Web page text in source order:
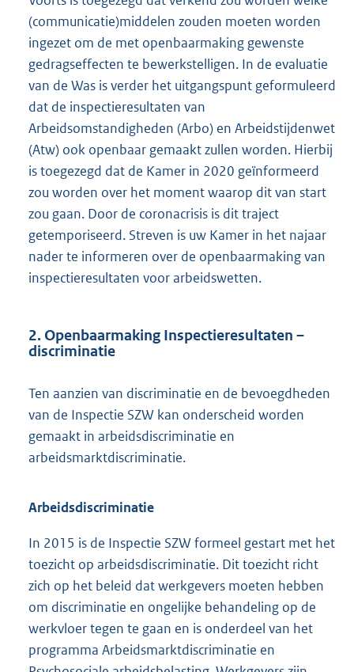
t
e
r
n
e
l
i
n
k
:
(communicatie)middelen zouden moeten worden
ingezet om de met openbaarmaking gewenste
gedragseffecten te bewerkstelligen. In de evaluatie
van de Was is verder het uitgangspunt geformuleerd
dat de inspectieresultaten van
Arbeidsomstandigheden (Arbo) en Arbeidstijdenwet
(Atw) ook openbaar gemaakt zullen worden. Hierbij
is toegezegd dat de Kamer in 2020 geïnformeerd
zou worden over het moment waarop dit van start
zou gaan. Door de coronacrisis is dit traject
getemporiseerd. Streven is uw Kamer in het najaar
nader te informeren over de openbaarmaking van
inspectieresultaten voor arbeidswetten.
2. Openbaarmaking Inspectieresultaten –
discriminatie
Ten aanzien van discriminatie en de bevoegdheden
van de Inspectie SZW kan onderscheid worden
gemaakt in arbeidsdiscriminatie en
arbeidsmarktdiscriminatie.
Arbeidsdiscriminatie
In 2015 is de Inspectie SZW formeel gestart met het
toezicht op arbeidsdiscriminatie. Dit toezicht richt
zich op het beleid dat werkgevers moeten hebben
om discriminatie en ongelijke behandeling op de
werkvloer tegen te gaan en is onderdeel van het
programma Arbeidsmarktdiscriminatie en